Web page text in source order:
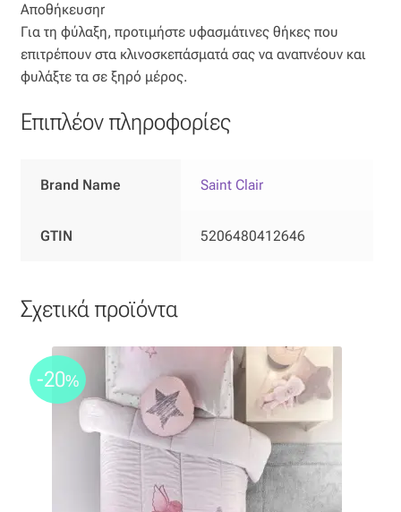
Σενίλ
Ταφτάς (ταυτάς)
Ταφτάς μεταξωτός
Φιλ-κουπέ
Φλάμα
Φόδρα
Αποθήκευσηr
Για τη φύλαξη, προτιμήστε υφασμάτινες θήκες που
επιτρέπουν στα κλινοσκεπάσματά σας να αναπνέουν και
φυλάξτε τα σε ξηρό μέρος.
Επιπλέον πληροφορίες
Brand Name Saint Clair
GTIN 5206480412646
Σχετικά προϊόντα
-20%